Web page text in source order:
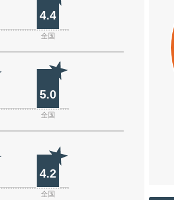
4.4
全国
5.0
全国
4.2
全国